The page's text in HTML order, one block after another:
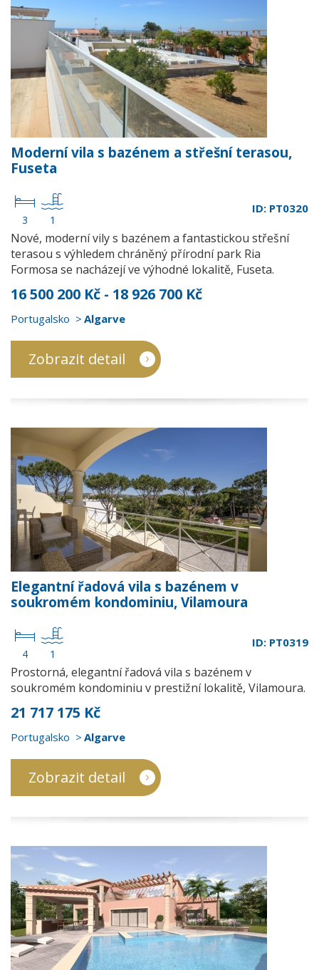
Moderní vila s bazénem a střešní terasou,
Fuseta
3 1
ID: PT0320
Nové, moderní vily s bazénem a fantastickou střešní
terasou s výhledem chráněný přírodní park Ria
Formosa se nacházejí ve výhodné lokalitě, Fuseta.
16 500 200 Kč - 18 926 700 Kč
Portugalsko Algarve
Zobrazit detail
Elegantní řadová vila s bazénem v
soukromém kondominiu, Vilamoura
4 1
ID: PT0319
Prostorná, elegantní řadová vila s bazénem v
soukromém kondominiu v prestižní lokalitě, Vilamoura.
21 717 175 Kč
Portugalsko Algarve
Zobrazit detail